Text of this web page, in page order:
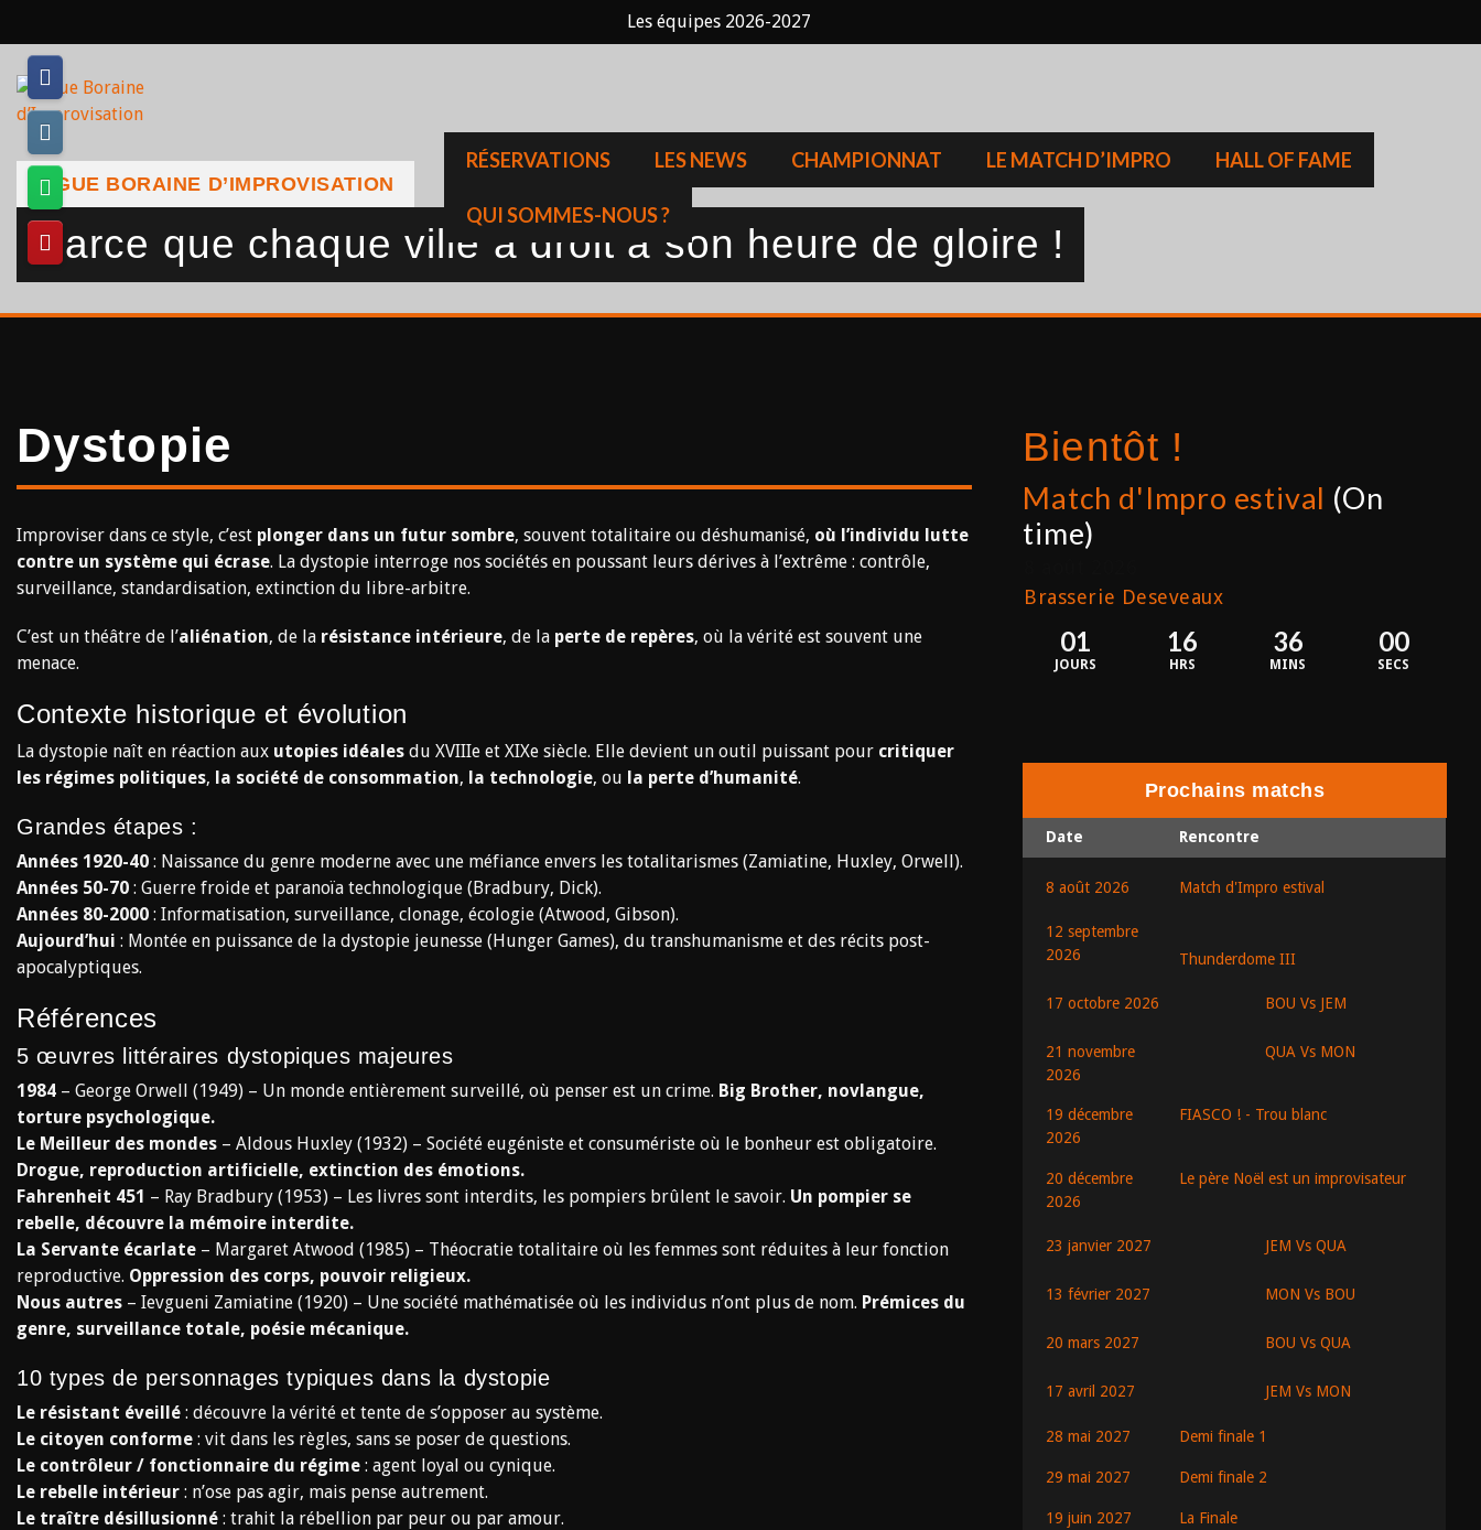
Les équipes 2026-2027
Skip
content
RÉSERVATIONS LES NEWS CHAMPIONNAT LE MATCH D’IMPRO HALL OF FAME
QUI SOMMES-NOUS ?
LIGUE BORAINE D’IMPROVISATION
Parce que chaque ville a droit à son heure de gloire !
Dystopie
Improviser dans ce style, c’est plonger dans un futur sombre, souvent totalitaire ou déshumanisé, où l’individu lutte
contre un système qui écrase. La dystopie interroge nos sociétés en poussant leurs dérives à l’extrême : contrôle,
surveillance, standardisation, extinction du libre-arbitre.
C’est un théâtre de l’aliénation, de la résistance intérieure, de la perte de repères, où la vérité est souvent une
menace.
Contexte historique et évolution
La dystopie naît en réaction aux utopies idéales du XVIIIe et XIXe siècle. Elle devient un outil puissant pour critiquer
les régimes politiques, la société de consommation, la technologie, ou la perte d’humanité.
Grandes étapes :
Années 1920-40 : Naissance du genre moderne avec une méfiance envers les totalitarismes (Zamiatine, Huxley, Orwell).
Années 50-70 : Guerre froide et paranoïa technologique (Bradbury, Dick).
Années 80-2000 : Informatisation, surveillance, clonage, écologie (Atwood, Gibson).
Aujourd’hui : Montée en puissance de la dystopie jeunesse (Hunger Games), du transhumanisme et des récits post-
apocalyptiques.
Références
5 œuvres littéraires dystopiques majeures
1984 – George Orwell (1949) – Un monde entièrement surveillé, où penser est un crime. Big Brother, novlangue,
torture psychologique.
Le Meilleur des mondes – Aldous Huxley (1932) – Société eugéniste et consumériste où le bonheur est obligatoire.
Drogue, reproduction artificielle, extinction des émotions.
Fahrenheit 451 – Ray Bradbury (1953) – Les livres sont interdits, les pompiers brûlent le savoir. Un pompier se
rebelle, découvre la mémoire interdite.
La Servante écarlate – Margaret Atwood (1985) – Théocratie totalitaire où les femmes sont réduites à leur fonction
reproductive. Oppression des corps, pouvoir religieux.
Nous autres – Ievgueni Zamiatine (1920) – Une société mathématisée où les individus n’ont plus de nom. Prémices du
genre, surveillance totale, poésie mécanique.
10 types de personnages typiques dans la dystopie
Le résistant éveillé : découvre la vérité et tente de s’opposer au système.
Le citoyen conforme : vit dans les règles, sans se poser de questions.
Le contrôleur / fonctionnaire du régime : agent loyal ou cynique.
Le rebelle intérieur : n’ose pas agir, mais pense autrement.
Le traître désillusionné : trahit la rébellion par peur ou par amour.
Bientôt !
Match d'Impro estival (On
time)
Brasserie Deseveaux
01
JOURS
16
HRS
36
MINS
00
SECS
Prochains matchs
Date Rencontre
8 août 2026 Match d'Impro estival
12 septembre
2026
Thunderdome III
17 octobre 2026 BOU Vs JEM
21 novembre
2026
QUA Vs MON
19 décembre
2026
FIASCO ! - Trou blanc
20 décembre
2026
Le père Noël est un improvisateur
23 janvier 2027 JEM Vs QUA
13 février 2027 MON Vs BOU
20 mars 2027 BOU Vs QUA
17 avril 2027 JEM Vs MON
28 mai 2027 Demi finale 1
29 mai 2027 Demi finale 2
19 juin 2027 La Finale